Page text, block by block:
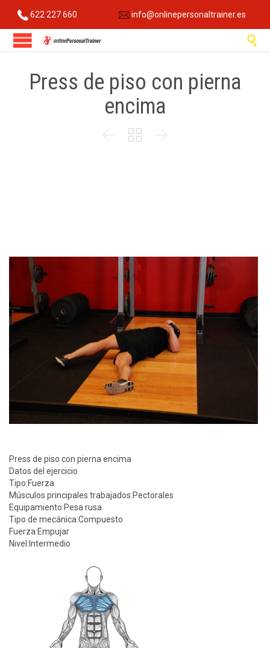
622 227 660 info@onlinepersonaltrainer.es

Press de piso con pierna
encima
  
Press de piso con pierna encima
Datos del ejercicio
Tipo:Fuerza
Músculos principales trabajados:Pectorales
Equipamiento:Pesa rusa
Tipo de mecánica:Compuesto
Fuerza:Empujar
Nivel: Intermedio